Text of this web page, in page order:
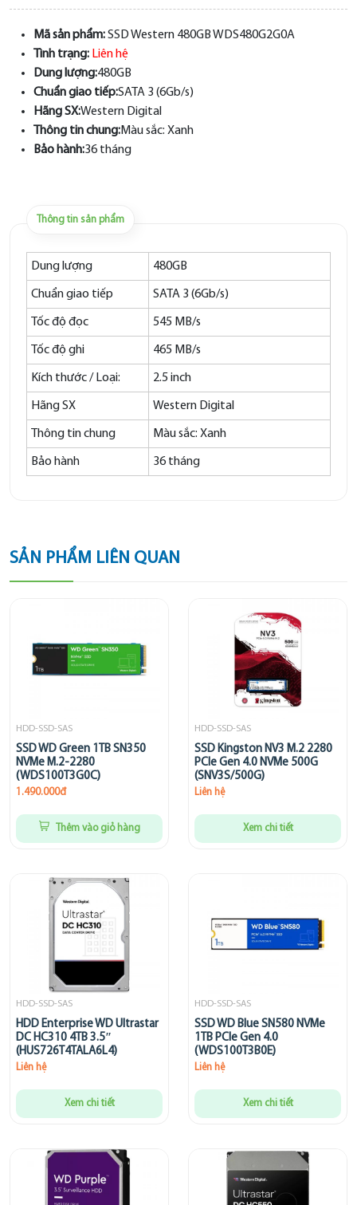
Mã sản phẩm:SSD Western 480GB WDS480G2G0A
Tình trạng: Liên hệ
Dung lượng:480GB
Chuẩn giao tiếp:SATA 3 (6Gb/s)
Hãng SX:Western Digital
Thông tin chung:Màu sắc: Xanh
Bảo hành:36 tháng
Thông tin sản phẩm
Dung lượng 480GB
Chuẩn giao tiếp SATA 3 (6Gb/s)
Tốc độ đọc 545 MB/s
Tốc độ ghi 465 MB/s
Kích thước / Loại: 2.5 inch
Hãng SX Western Digital
Thông tin chung Màu sắc: Xanh
Bảo hành 36 tháng
SẢN PHẨM LIÊN QUAN
HDD-SSD-SAS
SSD WD Green 1TB SN350
NVMe M.2-2280
(WDS100T3G0C)
1.490.000đ
Thêm vào giỏ hàng
HDD-SSD-SAS
SSD Kingston NV3 M.2 2280
PCIe Gen 4.0 NVMe 500G
(SNV3S/500G)
Liên hệ
Xem chi tiết
HDD-SSD-SAS
HDD Enterprise WD Ultrastar
DC HC310 4TB 3.5″
(HUS726T4TALA6L4)
Liên hệ
Xem chi tiết
HDD-SSD-SAS
SSD WD Blue SN580 NVMe
1TB PCIe Gen 4.0
(WDS100T3B0E)
Liên hệ
Xem chi tiết